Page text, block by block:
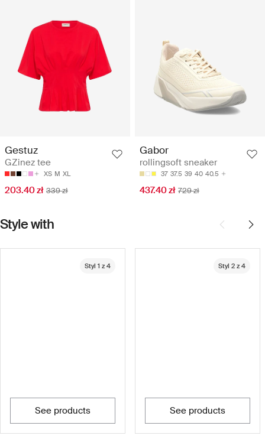
Gestuz
GZinez tee
XS M XL
203.40 zł 339 zł
Gabor
rollingsoft sneaker
37 37.5 39 40 40.5
437.40 zł 729 zł
Style with
Styl 1 z 4
see products
Styl 2 z 4
see products